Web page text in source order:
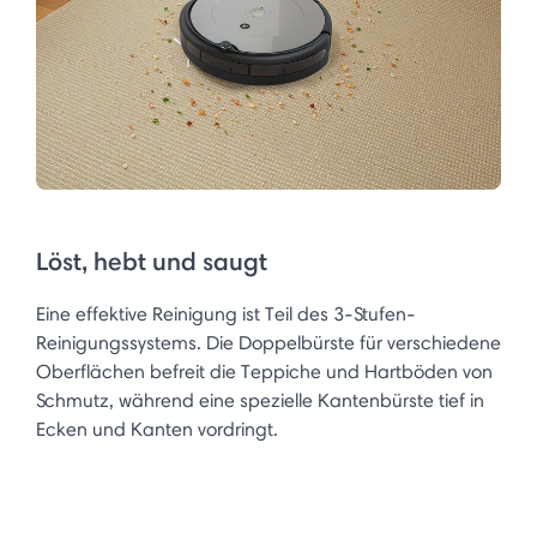
Löst, hebt und saugt
Eine effektive Reinigung ist Teil des 3-Stufen-
Reinigungssystems. Die Doppelbürste für verschiedene
Oberflächen befreit die Teppiche und Hartböden von
Schmutz, während eine spezielle Kantenbürste tief in
Ecken und Kanten vordringt. ​